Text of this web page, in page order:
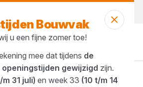
Bouwvak
u een fijne zomer toe!
mee dat tijdens de
openingstijden gewijzigd zijn.
31 juli) en week 33 (10 t/m 14